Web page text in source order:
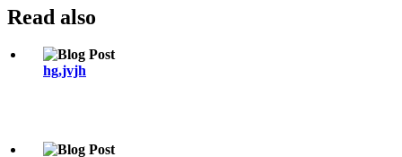
Read also
hg,jvjh